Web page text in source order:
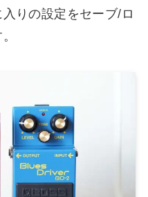
りの設定をセーブ/ロ